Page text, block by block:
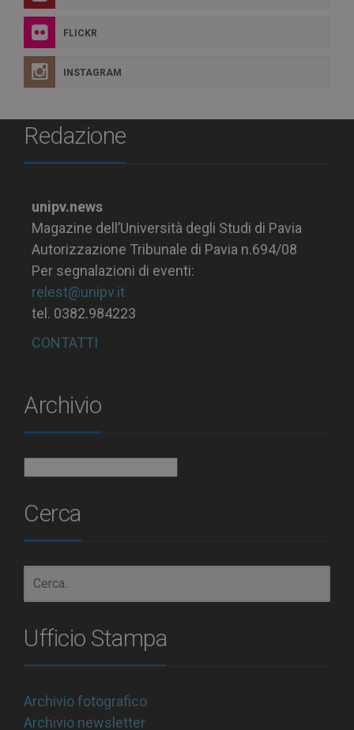
FLICKR
INSTAGRAM
Redazione
unipv.news
Magazine dell’Università degli Studi di Pavia
Autorizzazione Tribunale di Pavia n.694/08
Per segnalazioni di eventi:
relest@unipv.it
tel. 0382.984223
CONTATTI
Archivio
Cerca
Ufficio Stampa
Archivio fotografico
Archivio newsletter